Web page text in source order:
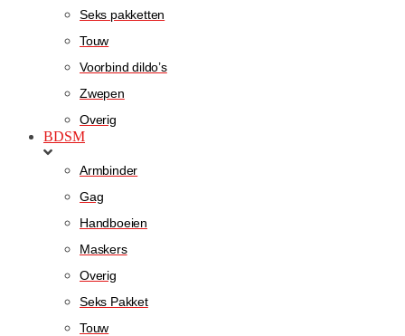
Seks pakketten
Touw
Voorbind dildo’s
Zwepen
Overig
BDSM
Armbinder
Gag
Handboeien
Maskers
Overig
Seks Pakket
Touw